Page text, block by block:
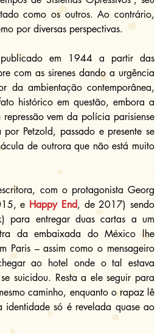
como os outros. Ao contrário,
por diversas perspectivas.
em 1944 a partir das
com as sirenes dando a urgência
da ambientação contemporânea,
histórico em questão, embora a
vem da polícia parisiense
Petzold, passado e presente se
de outrora que não está muito
com o protagonista Georg
e Happy End, de 2017) sendo
para entregar duas cartas a um
da embaixada do México lhe
Paris – assim como o mensageiro
ao hotel onde o tal estava
suicidou. Resta a ele seguir para
caminho, enquanto o rapaz lê
só é revelada quase ao